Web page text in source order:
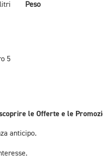
Peso
5
le Offerte e le
anticipo.